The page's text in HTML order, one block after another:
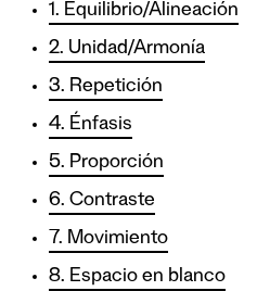
1. Equilibrio/Alineación
2. Unidad/Armonía
3. Repetición
4. Énfasis
5. Proporción
6. Contraste
7. Movimiento
8. Espacio en blanco